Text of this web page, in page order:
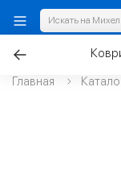
Главная